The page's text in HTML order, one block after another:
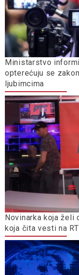
Ministarstvo
opterećuju se
ljubimcima
Novinarka koja želi
koja čita vesti na